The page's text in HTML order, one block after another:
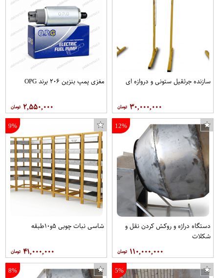
سازنده جرثقیل ستونی و دروازه ای
۳۰,۰۰۰,۰۰۰
مغزی پمپ بنزین ۲۰۶ برند OPG
۲,۵۵۰,۰۰۰
12%
دستگاه دراژه و روکش کردن نقل و
شکلات
۱۱۰,۰۰۰,۰۰۰
9%
شاسی نبات چوبی ۵و۱۰طبقه
۴۱,۰۰۰,۰۰۰
5%
8%